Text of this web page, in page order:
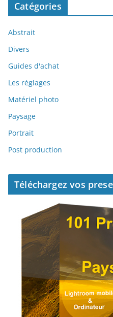
Catégories
Abstrait
Divers
Guides d'achat
Les réglages
Matériel photo
Paysage
Portrait
Post production
Téléchargez vos